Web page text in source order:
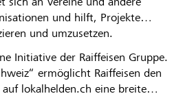
und hilft, Projekte
und umzusetzen.
Initiative der Raiffeisen Gruppe.
ermöglicht Raiffeisen den
lokalhelden.ch eine breite